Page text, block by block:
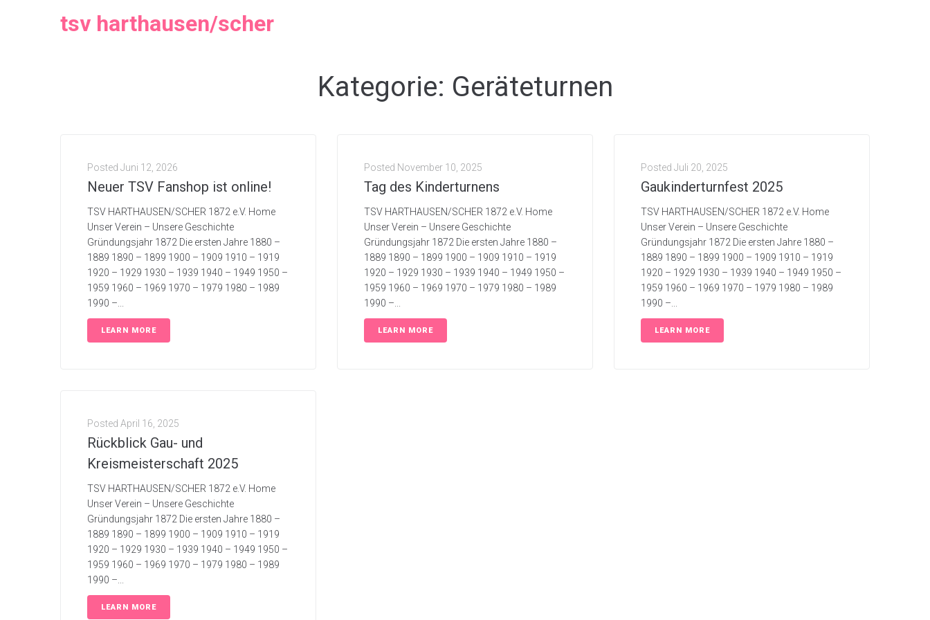
tsv harthausen/scher
Kategorie: Geräteturnen
Posted Juni 12, 2026
Neuer TSV Fanshop ist online!
TSV HARTHAUSEN/SCHER 1872 e.V. Home
Unser Verein – Unsere Geschichte
Gründungsjahr 1872 Die ersten Jahre 1880 –
1889 1890 – 1899 1900 – 1909 1910 – 1919
1920 – 1929 1930 – 1939 1940 – 1949 1950 –
1959 1960 – 1969 1970 – 1979 1980 – 1989
1990 –...
LEARN MORE
Posted November 10, 2025
Tag des Kinderturnens
TSV HARTHAUSEN/SCHER 1872 e.V. Home
Unser Verein – Unsere Geschichte
Gründungsjahr 1872 Die ersten Jahre 1880 –
1889 1890 – 1899 1900 – 1909 1910 – 1919
1920 – 1929 1930 – 1939 1940 – 1949 1950 –
1959 1960 – 1969 1970 – 1979 1980 – 1989
1990 –...
LEARN MORE
Posted Juli 20, 2025
Gaukinderturnfest 2025
TSV HARTHAUSEN/SCHER 1872 e.V. Home
Unser Verein – Unsere Geschichte
Gründungsjahr 1872 Die ersten Jahre 1880 –
1889 1890 – 1899 1900 – 1909 1910 – 1919
1920 – 1929 1930 – 1939 1940 – 1949 1950 –
1959 1960 – 1969 1970 – 1979 1980 – 1989
1990 –...
LEARN MORE
Posted April 16, 2025
Rückblick Gau- und
Kreismeisterschaft 2025
TSV HARTHAUSEN/SCHER 1872 e.V. Home
Unser Verein – Unsere Geschichte
Gründungsjahr 1872 Die ersten Jahre 1880 –
1889 1890 – 1899 1900 – 1909 1910 – 1919
1920 – 1929 1930 – 1939 1940 – 1949 1950 –
1959 1960 – 1969 1970 – 1979 1980 – 1989
1990 –...
LEARN MORE